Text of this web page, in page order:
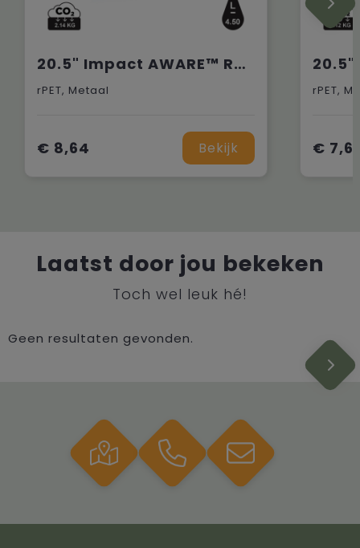
20.5" Impact AWARE™ RPET 190T pongee bamboe miniparaplu
rPET, Metaal
€ 8,64 Bekijk
rPET,
€
Laatst door jou bekeken
Toch wel leuk hé!
Geen resultaten gevonden.